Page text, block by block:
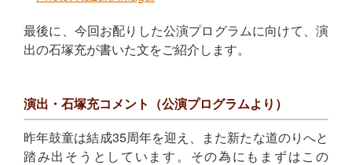
最後に、今回お配りした公演プログラムに向けて、演
出の石塚充が書いた文をご紹介します。
演出・石塚充コメント（公演プログラムより）
昨年鼓童は結成35周年を迎え、また新たな道のりへと
踏み出そうとしています。その為にもまずはこの